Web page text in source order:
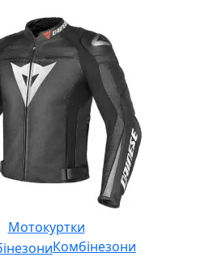
Мотокуртки
Комбінезони